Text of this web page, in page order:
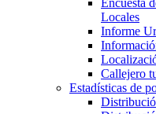
Encuesta
Locales
Informe
Callejero
Estadísticas de